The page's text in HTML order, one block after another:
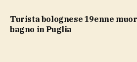
Turista bolognese 19enne muore mentre fa il
bagno in Puglia